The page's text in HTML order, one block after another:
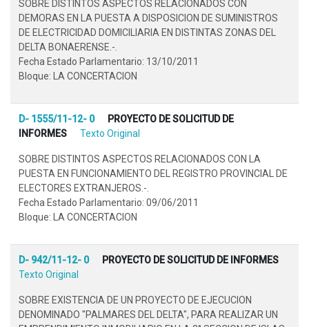
SOBRE DISTINTOS ASPECTOS RELACIONADOS CON
DEMORAS EN LA PUESTA A DISPOSICION DE SUMINISTROS
DE ELECTRICIDAD DOMICILIARIA EN DISTINTAS ZONAS DEL
DELTA BONAERENSE.-.
Fecha Estado Parlamentario: 13/10/2011
Bloque: LA CONCERTACION
D- 1555/11-12- 0
PROYECTO DE SOLICITUD DE
INFORMES
Texto Original
SOBRE DISTINTOS ASPECTOS RELACIONADOS CON LA
PUESTA EN FUNCIONAMIENTO DEL REGISTRO PROVINCIAL DE
ELECTORES EXTRANJEROS.-.
Fecha Estado Parlamentario: 09/06/2011
Bloque: LA CONCERTACION
D- 942/11-12- 0
PROYECTO DE SOLICITUD DE INFORMES
Texto Original
SOBRE EXISTENCIA DE UN PROYECTO DE EJECUCION
DENOMINADO "PALMARES DEL DELTA", PARA REALIZAR UN